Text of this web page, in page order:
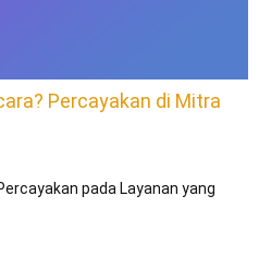
Percayakan di Mitra
pada Layanan yang